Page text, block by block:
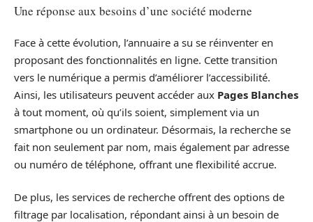
Une réponse aux besoins d’une société moderne
Face à cette évolution, l’annuaire a su se réinventer en
proposant des fonctionnalités en ligne. Cette transition
vers le numérique a permis d’améliorer l’accessibilité.
Ainsi, les utilisateurs peuvent accéder aux Pages Blanches
à tout moment, où qu’ils soient, simplement via un
smartphone ou un ordinateur. Désormais, la recherche se
fait non seulement par nom, mais également par adresse
ou numéro de téléphone, offrant une flexibilité accrue.
De plus, les services de recherche offrent des options de
filtrage par localisation, répondant ainsi à un besoin de